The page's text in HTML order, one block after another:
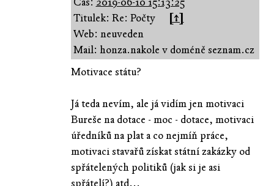
Titulek: Re: Počty
[↑]
Web: neuveden
Mail: honza.nakole v doméně seznam.cz
Motivace státu?
Já teda nevím, ale já vidím jen motivaci
Bureše na dotace - moc - dotace, motivaci
úředníků na plat a co nejmíň práce,
motivaci stavařů získat státní zakázky od
spřátelených politiků (jak si je asi
spřátelí?) atd...